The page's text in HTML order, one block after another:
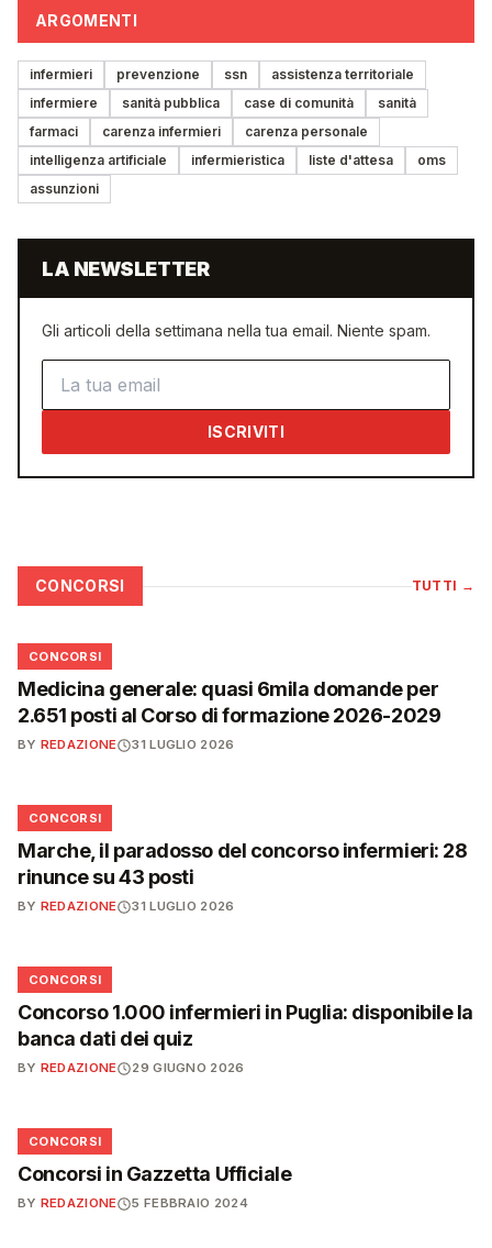
ARGOMENTI
infermieri prevenzione ssn
assistenza territoriale
infermiere
sanità pubblica case di comunità
sanità
farmaci
carenza infermieri
carenza personale
intelligenza artificiale
infermieristica liste d'attesa
oms
assunzioni
LA NEWSLETTER
Gli articoli della settimana nella tua email. Niente spam.
ISCRIVITI
CONCORSI TUTTI →
📋
CONCORSI
Medicina generale: quasi 6mila domande per
2.651 posti al Corso di formazione 2026-2029
BY REDAZIONE 31 LUGLIO 2026
📋
CONCORSI
Marche, il paradosso del concorso infermieri: 28
rinunce su 43 posti
BY REDAZIONE 31 LUGLIO 2026
📋
CONCORSI
Concorso 1.000 infermieri in Puglia: disponibile la
banca dati dei quiz
BY REDAZIONE 29 GIUGNO 2026
📋
CONCORSI
Concorsi in Gazzetta Ufficiale
BY REDAZIONE 5 FEBBRAIO 2024